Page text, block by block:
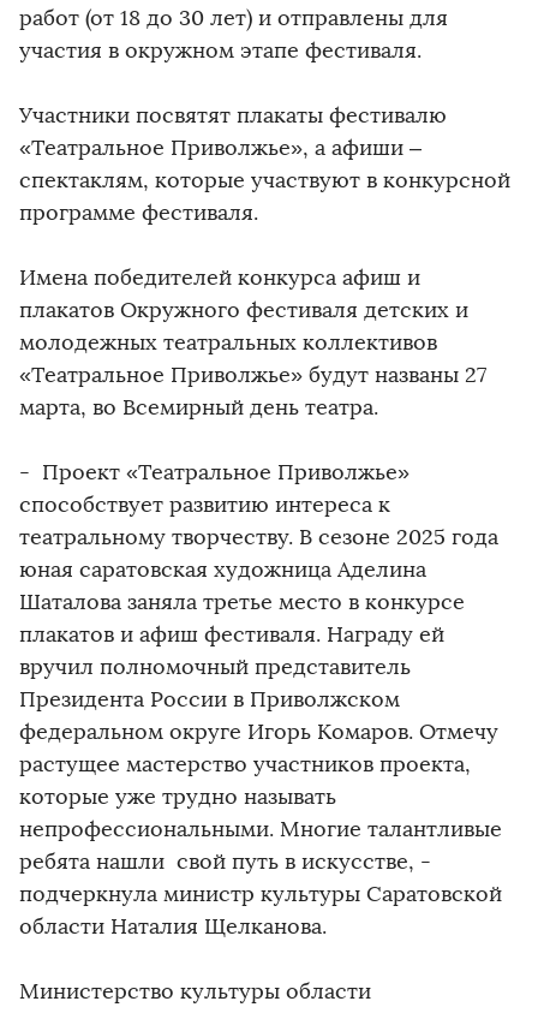
работ (от 18 до 30 лет) и отправлены для
участия в окружном этапе фестиваля.
Участники посвятят плакаты фестивалю
«Театральное Приволжье», а афиши –
спектаклям, которые участвуют в конкурсной
программе фестиваля.
Имена победителей конкурса афиш и
плакатов Окружного фестиваля детских и
молодежных театральных коллективов
«Театральное Приволжье» будут названы 27
марта, во Всемирный день театра.
- Проект «Театральное Приволжье»
способствует развитию интереса к
театральному творчеству. В сезоне 2025 года
юная саратовская художница Аделина
Шаталова заняла третье место в конкурсе
плакатов и афиш фестиваля. Награду ей
вручил полномочный представитель
Президента России в Приволжском
федеральном округе Игорь Комаров. Отмечу
растущее мастерство участников проекта,
которые уже трудно называть
непрофессиональными. Многие талантливые
ребята нашли свой путь в искусстве, -
подчеркнула министр культуры Саратовской
области Наталия Щелканова.
Министерство культуры области